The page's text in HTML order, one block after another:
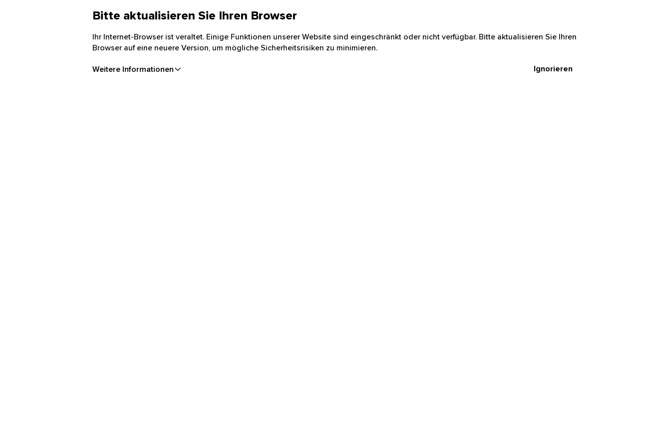
Bitte aktualisieren Sie Ihren Browser
Ihr Internet-Browser ist veraltet. Einige Funktionen unserer Website sind eingeschränkt oder nicht verfügbar. Bitte aktualisieren Sie Ihren
Browser auf eine neuere Version, um mögliche Sicherheitsrisiken zu minimieren.
Weitere Informationen Ignorieren